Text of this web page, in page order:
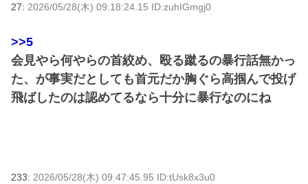
27: 2026/05/28(木) 09:18:24.15 ID:zuhIGmgj0
>>5
会見やら何やらの首絞め、殴る蹴るの暴行話無かっ
た、が事実だとしても首元だか胸ぐら高掴んで投げ
飛ばしたのは認めてるなら十分に暴行なのにね
233: 2026/05/28(木) 09:47:45.95 ID:tUsk8x3u0